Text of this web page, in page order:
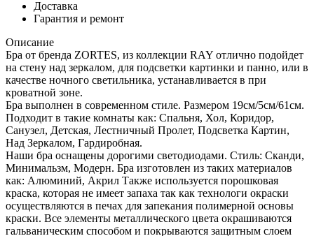
Доставка
Гарантия и ремонт
Описание
Бра от бренда ZORTES, из коллекции RAY отлично подойдет
на стену над зеркалом, для подсветки картинки и панно, или в
качестве ночного светильника, устанавливается в при
кроватной зоне.
Бра выполнен в современном стиле. Размером 19см/5см/61см.
Подходит в такие комнаты как: Спальня, Хол, Коридор,
Санузел, Детская, Лестничный Пролет, Подсветка Картин,
Над Зеркалом, Гардиробная.
Наши бра оснащены дорогими светодиодами. Стиль: Сканди,
Минимальзм, Модерн. Бра изготовлен из таких материалов
как: Алюминий, Акрил Также используется порошковая
краска, которая не имеет запаха так как технологи окраски
осуществляются в печах для запекания полимерной основы
краски. Все элементы металлического цвета окрашиваются
гальваническим способом и покрываются защитным слоем